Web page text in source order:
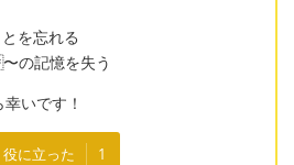
を忘れる
の記憶を失う
いです！
役に立った 1